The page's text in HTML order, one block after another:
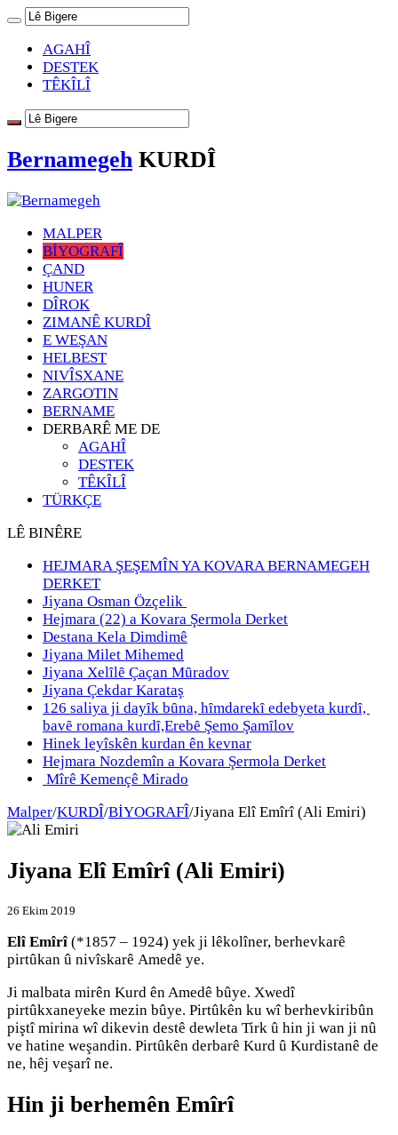
AGAHÎ
DESTEK
TÊKÎLÎ
Bernamegeh KURDÎ
MALPER
BİYOGRAFÎ
ÇAND
HUNER
DÎROK
ZIMANÊ KURDÎ
E WEŞAN
HELBEST
NIVÎSXANE
ZARGOTIN
BERNAME
DERBARÊ ME DE
AGAHÎ
DESTEK
TÊKÎLÎ
TÜRKÇE
LÊ BINÊRE
HEJMARA ŞEŞEMÎN YA KOVARA BERNAMEGEH
DERKET
Jiyana Osman Özçelik
Hejmara (22) a Kovara Şermola Derket
Destana Kela Dimdimê
Jiyana Milet Mihemed
Jiyana Xelȋlȇ Çaçan Mȗradov
Jiyana Çekdar Karataş
126 saliya ji dayȋk bȗna, hȋmdarekȋ edebyeta kurdȋ,
bavȇ romana kurdȋ,Erebȇ Şemo Şamȋlov
Hinek leyîskên kurdan ên kevnar
Hejmara Nozdemîn a Kovara Şermola Derket
Mîrê Kemençê Mirado
Malper/KURDÎ/BİYOGRAFÎ/Jiyana Elî Emîrî (Ali Emiri)
Jiyana Elî Emîrî (Ali Emiri)
26 Ekim 2019
Elî Emîrî (*1857 – 1924) yek ji lêkolîner, berhevkarê
pirtûkan û nivîskarê Amedê ye.
Ji malbata mirên Kurd ên Amedê bûye. Xwedî
pirtûkxaneyeke mezin bûye. Pirtûkên ku wî berhevkiribûn
piştî mirina wî dikevin destê dewleta Tirk û hin ji wan ji nû
ve hatine weşandin. Pirtûkên derbarê Kurd û Kurdistanê de
ne, hêj veşarî ne.
Hin ji berhemên Emîrî